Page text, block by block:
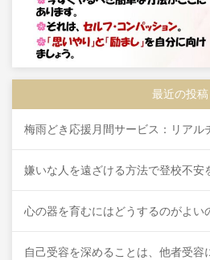
最近の投稿
梅雨どき応援月間サービス：リアル
嫌いな人を遠ざける方法で登校不安
心の器を育むにはどうするのがよい
自己受容を深めることは、他者受容